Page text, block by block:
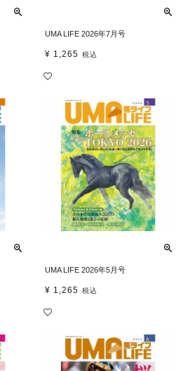
UMA LIFE 2026年7月号
¥ 1,265 税込
UMA LIFE 2026年5月号
¥ 1,265 税込